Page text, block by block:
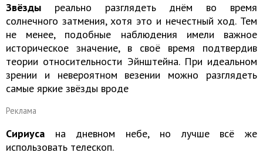
Звёзды реально разглядеть днём во время
солнечного затмения, хотя это и нечестный ход. Тем
не менее, подобные наблюдения имели важное
историческое значение, в своё время подтвердив
теории относительности Эйнштейна. При идеальном
зрении и невероятном везении можно разглядеть
самые яркие звёзды вроде
Реклама
Сириуса на дневном небе, но лучше всё же
использовать телескоп.